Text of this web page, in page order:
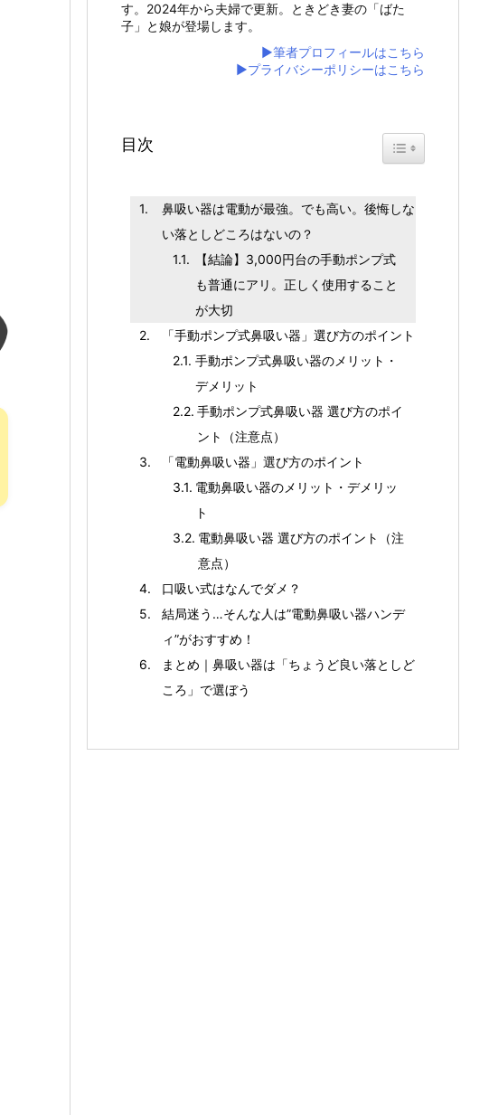
す。2024年から夫婦で更新。ときどき妻の「ばた
子」と娘が登場します。
▶筆者プロフィールはこちら
▶プライバシーポリシーはこちら
目次 Toggle Table of
鼻吸い器は電動が最強。でも高い。後悔しな
い落としどころはないの？
【結論】3,000円台の手動ポンプ式
も普通にアリ。正しく使用すること
が大切
「手動ポンプ式鼻吸い器」選び方のポイント
手動ポンプ式鼻吸い器のメリット・
デメリット
手動ポンプ式鼻吸い器 選び方のポイ
ント（注意点）
「電動鼻吸い器」選び方のポイント
電動鼻吸い器のメリット・デメリッ
ト
電動鼻吸い器 選び方のポイント（注
意点）
口吸い式はなんでダメ？
結局迷う…そんな人は”電動鼻吸い器ハンデ
ィ”がおすすめ！
まとめ｜鼻吸い器は「ちょうど良い落としど
ころ」で選ぼう